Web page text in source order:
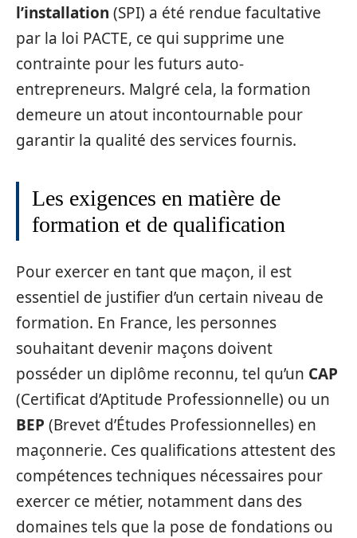
l’installation (SPI) a été rendue facultative
par la loi PACTE, ce qui supprime une
contrainte pour les futurs auto-
entrepreneurs. Malgré cela, la formation
demeure un atout incontournable pour
garantir la qualité des services fournis.
Les exigences en matière de
formation et de qualification
Pour exercer en tant que maçon, il est
essentiel de justifier d’un certain niveau de
formation. En France, les personnes
souhaitant devenir maçons doivent
posséder un diplôme reconnu, tel qu’un CAP
(Certificat d’Aptitude Professionnelle) ou un
BEP (Brevet d’Études Professionnelles) en
maçonnerie. Ces qualifications attestent des
compétences techniques nécessaires pour
exercer ce métier, notamment dans des
domaines tels que la pose de fondations ou